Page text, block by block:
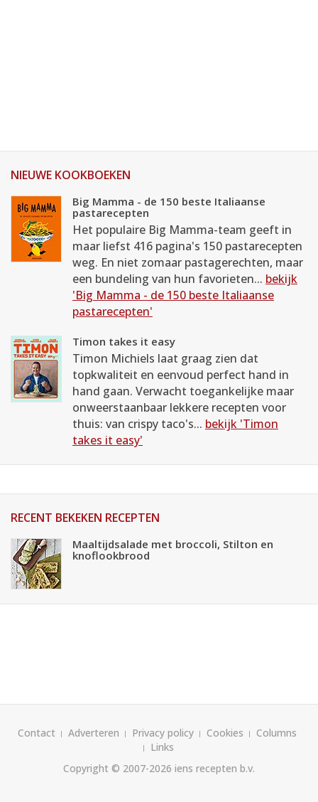
NIEUWE KOOKBOEKEN
Big Mamma - de 150 beste Italiaanse
pastarecepten
Het populaire Big Mamma-team geeft in
maar liefst 416 pagina's 150 pastarecepten
weg. En niet zomaar pastagerechten, maar
een bundeling van hun favorieten... bekijk
'Big Mamma - de 150 beste Italiaanse
pastarecepten'
Timon takes it easy
Timon Michiels laat graag zien dat
topkwaliteit en eenvoud perfect hand in
hand gaan. Verwacht toegankelijke maar
onweerstaanbaar lekkere recepten voor
thuis: van crispy taco's... bekijk 'Timon
takes it easy'
RECENT BEKEKEN RECEPTEN
Maaltijdsalade met broccoli, Stilton en
knoflookbrood
Contact Adverteren Privacy policy Cookies
Columns
Links
Copyright © 2007-2026 iens recepten b.v.